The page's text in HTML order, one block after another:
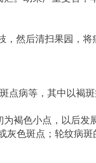
然后清扫果园，将
点病等，其中以褐
褐色小点，以后发
色斑点；轮纹病